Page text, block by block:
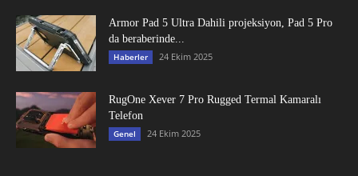
Armor Pad 5 Ultra Dahili projeksiyon, Pad 5 Pro
da beraberinde...
Haberler 24 Ekim 2025
RugOne Xever 7 Pro Rugged Termal Kamaralı
Telefon
Genel 24 Ekim 2025